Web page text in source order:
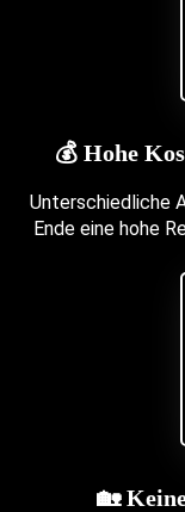
💰 Hohe
Unterschiedliche
Ende eine hohe
🏡